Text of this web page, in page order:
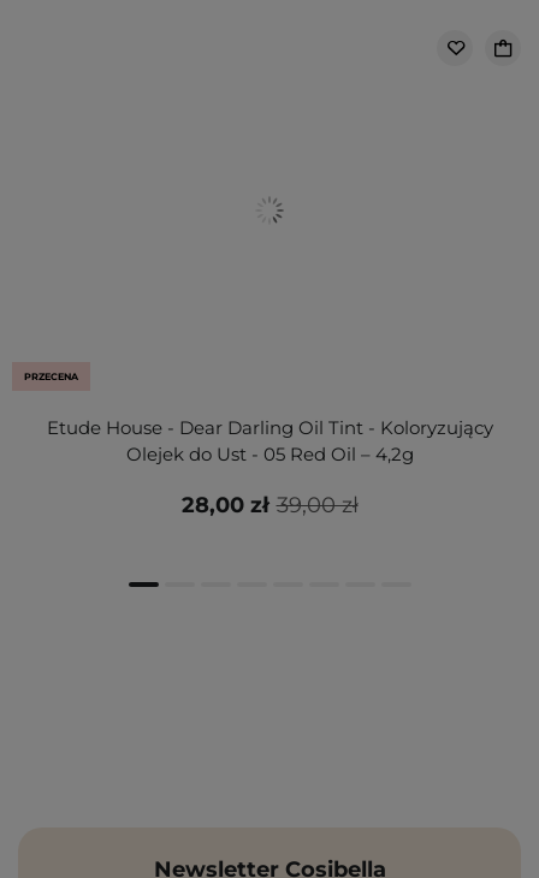
PRZECENA
Etude House - Dear Darling Oil Tint - Koloryzujący
Olejek do Ust - 05 Red Oil – 4,2g
39,00 zł
28,00 zł
Newsletter Cosibella